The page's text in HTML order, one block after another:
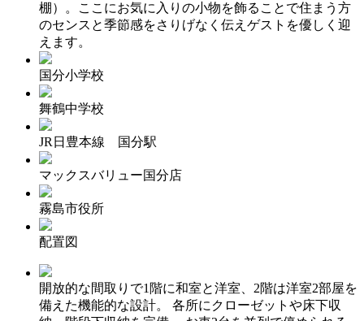
棚）。ここにお気に入りの小物を飾ることで住まう方
のセンスと季節感をさりげなく伝えゲストを優しく迎
えます。
国分小学校
舞鶴中学校
JR日豊本線 国分駅
マックスバリュー国分店
霧島市役所
配置図
開放的な間取りで1階に和室と洋室、2階は洋室2部屋を
備えた機能的な設計。 各所にクローゼットや床下収